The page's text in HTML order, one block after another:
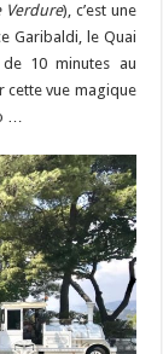
Verdure), c’est une
Garibaldi, le Quai
10 minutes au
cette vue magique
…